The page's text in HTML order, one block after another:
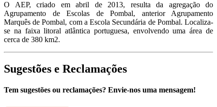
O AEP, criado em abril de 2013, resulta da agregação do
Agrupamento de Escolas de Pombal, anterior Agrupamento
Marquês de Pombal, com a Escola Secundária de Pombal. Localiza-
se na faixa litoral atlântica portuguesa, envolvendo uma área de
cerca de 380 km2.
Sugestões e Reclamações
Tem sugestões ou reclamações? Envie-nos uma mensagem!